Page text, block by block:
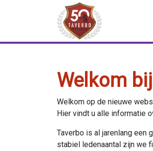
Welkom bij
Welkom op de nieuwe
Hier vindt u alle informatie
Taverbo is al jarenlang een
stabiel ledenaantal zijn we